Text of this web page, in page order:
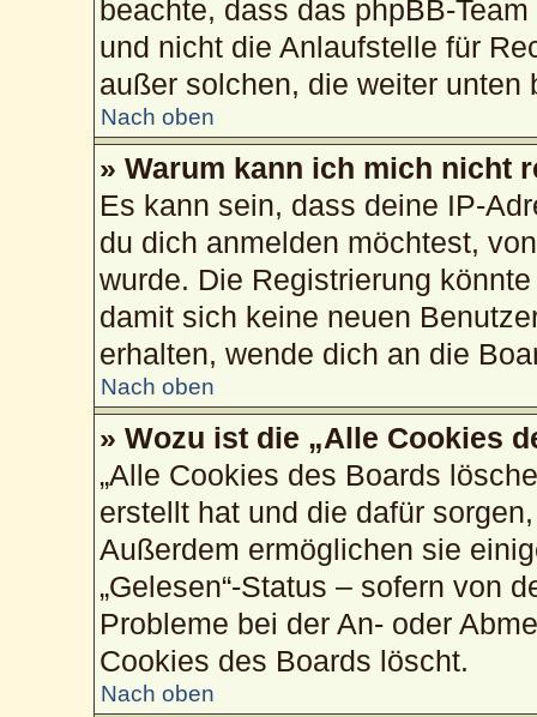
beachte, dass das phpBB-
und nicht die Anlaufstelle für
außer solchen, die weiter unten
Nach oben
» Warum kann ich mich nicht
Es kann sein, dass deine IP-
du dich anmelden möchtest,
wurde. Die Registrierung
damit sich keine neuen
erhalten, wende dich an die
Nach oben
» Wozu ist die „Alle Cookies
„Alle Cookies des Boards
erstellt hat und die dafür
Außerdem ermöglichen sie
„Gelesen“-Status – sofern von
Probleme bei der An- oder
Cookies des Boards löscht.
Nach oben